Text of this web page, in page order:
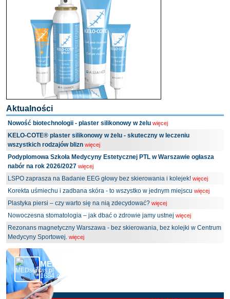
Aktualności
Nowość biotechnologii - plaster silikonowy w żelu więcej
KELO-COTE® plaster silikonowy w żelu - skuteczny w leczeniu
wszystkich rodzajów blizn więcej
Podyplomowa Szkoła Medycyny Estetycznej PTL w Warszawie ogłasza
nabór na rok 2026/2027 więcej
LSPO zaprasza na Badanie EEG głowy bez skierowania i kolejek! więcej
Korekta uśmiechu i zadbana skóra - to wszystko w jednym miejscu więcej
Plastyka piersi – czy warto się na nią zdecydować? więcej
Nowoczesna stomatologia – jak dbać o zdrowie jamy ustnej więcej
Rezonans magnetyczny Warszawa - bez skierowania, bez kolejki w Centrum
Medycyny Sportowej. więcej
MEDserwis.pl - Ogólnopolski Portal Medyczny
1684 obserwujących